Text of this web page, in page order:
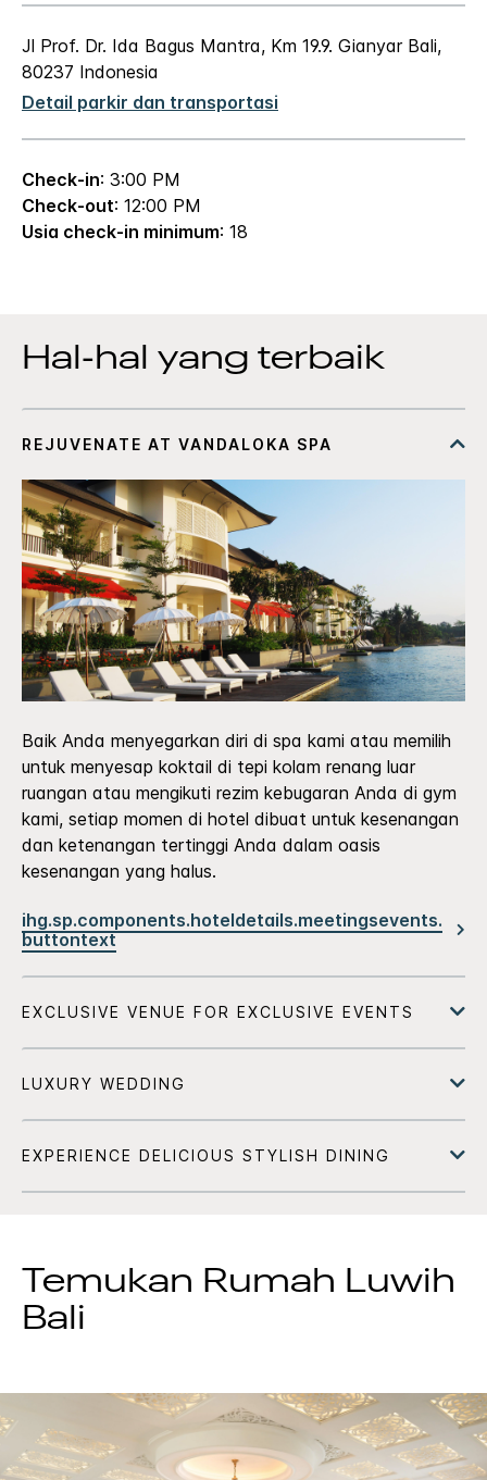
Jl Prof. Dr. Ida Bagus Mantra, Km 19.9. Gianyar Bali,
80237 Indonesia
Detail parkir dan transportasi
Check-in: 3:00 PM
Check-out: 12:00 PM
Usia check-in minimum: 18
Hal-hal yang terbaik
Baik Anda menyegarkan diri di spa kami atau memilih
untuk menyesap koktail di tepi kolam renang luar
ruangan atau mengikuti rezim kebugaran Anda di gym
kami, setiap momen di hotel dibuat untuk kesenangan
dan ketenangan tertinggi Anda dalam oasis
kesenangan yang halus.
ihg.sp.components.hoteldetails.meetingsevents.
buttontext
Temukan Rumah Luwih
Bali